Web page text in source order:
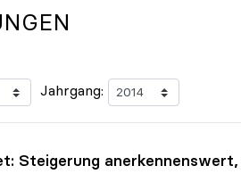
Jahrgang:
Steigerung